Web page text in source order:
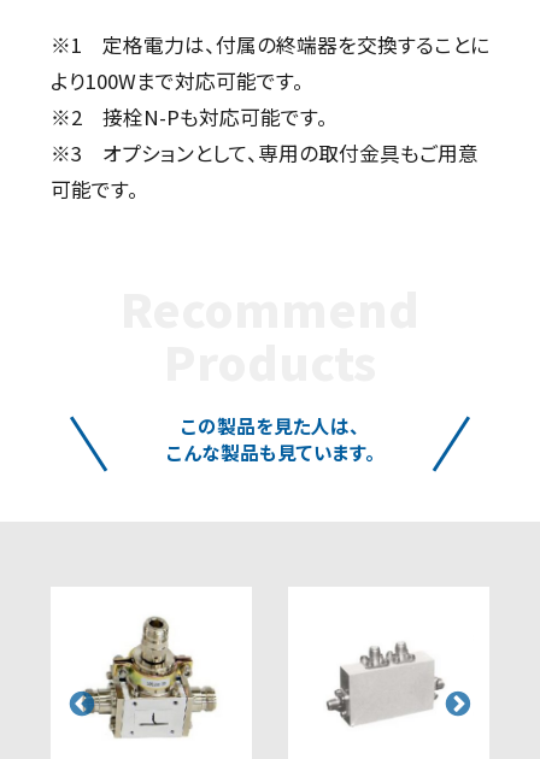
※1 定格電力は、付属の終端器を交換することに
より100Wまで対応可能です。
※2 接栓N-Pも対応可能です。
※3 オプションとして、専用の取付金具もご用意
可能です。
この製品を見た人は、
こんな製品も見ています。